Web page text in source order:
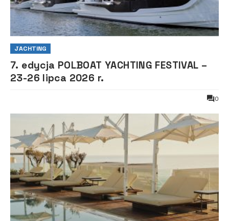
JACHTING
7. edycja POLBOAT YACHTING FESTIVAL –
23-26 lipca 2026 r.
0